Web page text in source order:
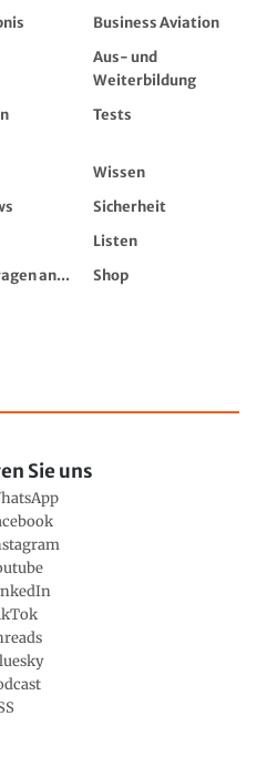
Business Aviation
Aus- und
Weiterbildung
Tests
Wissen
Sicherheit
Listen
an...
Shop
Sie uns